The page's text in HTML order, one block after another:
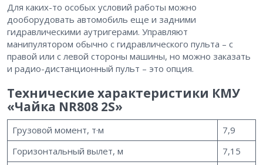
Для каких-то особых условий работы можно
дооборудовать автомобиль еще и задними
гидравлическими аутригерами. Управляют
манипулятором обычно с гидравлического пульта – с
правой или с левой стороны машины, но можно заказать
и радио-дистанционный пульт – это опция.
Технические характеристики КМУ
«Чайка NR808 2S»
Грузовой момент, т·м
7,9
Горизонтальный вылет, м
7,15